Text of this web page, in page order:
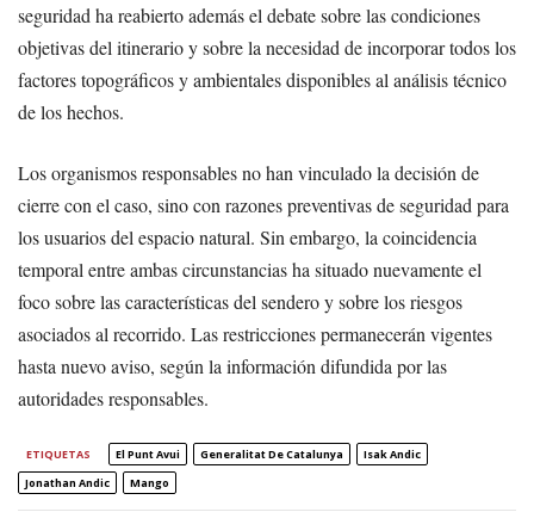
seguridad ha reabierto además el debate sobre las condiciones
objetivas del itinerario y sobre la necesidad de incorporar todos los
factores topográficos y ambientales disponibles al análisis técnico
de los hechos.
Los organismos responsables no han vinculado la decisión de
cierre con el caso, sino con razones preventivas de seguridad para
los usuarios del espacio natural. Sin embargo, la coincidencia
temporal entre ambas circunstancias ha situado nuevamente el
foco sobre las características del sendero y sobre los riesgos
asociados al recorrido. Las restricciones permanecerán vigentes
hasta nuevo aviso, según la información difundida por las
autoridades responsables.
ETIQUETAS El Punt Avui Generalitat De Catalunya
Isak Andic
Jonathan Andic
Mango